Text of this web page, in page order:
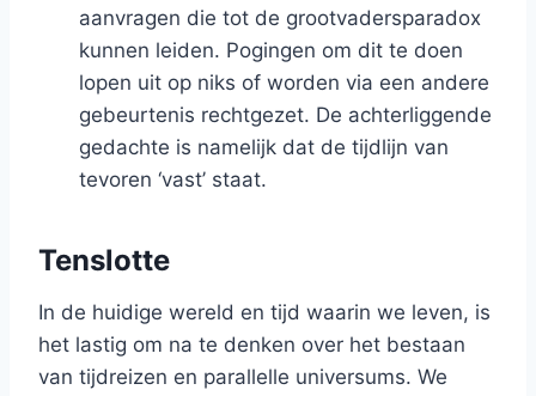
aanvragen die tot de grootvadersparadox
kunnen leiden. Pogingen om dit te doen
lopen uit op niks of worden via een andere
gebeurtenis rechtgezet. De achterliggende
gedachte is namelijk dat de tijdlijn van
tevoren ‘vast’ staat.
Tenslotte
In de huidige wereld en tijd waarin we leven, is
het lastig om na te denken over het bestaan
van tijdreizen en parallelle universums. We